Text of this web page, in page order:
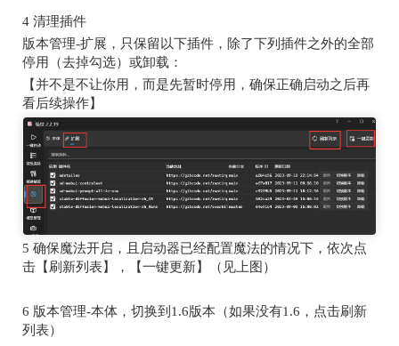
4 清理插件
版本管理-扩展，只保留以下插件，除了下列插件之外的全部
停用（去掉勾选）或卸载：
【并不是不让你用，而是先暂时停用，确保正确启动之后再
看后续操作】
5 确保魔法开启，且启动器已经配置魔法的情况下，依次点
击【刷新列表】，【一键更新】（见上图）
6 版本管理-本体，切换到 1.6版本（如果没有1.6 ，点击刷新
列表）